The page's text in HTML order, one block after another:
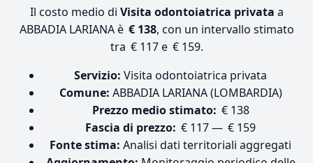
Il costo medio di Visita odontoiatrica privata a
ABBADIA LARIANA è € 138, con un intervallo stimato
tra € 117 e € 159.
Servizio: Visita odontoiatrica privata
Comune: ABBADIA LARIANA (LOMBARDIA)
Prezzo medio stimato: € 138
Fascia di prezzo: € 117 — € 159
Fonte stima: Analisi dati territoriali aggregati